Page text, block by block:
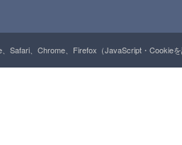
Safari、Chrome、Firefox（JavaScript・Cookie